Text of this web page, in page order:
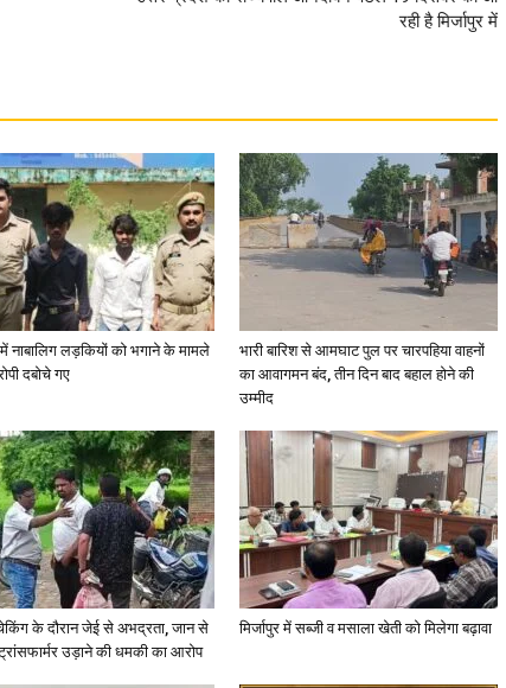
रही है मिर्जापुर में
में नाबालिग लड़कियों को भगाने के मामले
दबोचे गए
भारी बारिश से आमघाट पुल पर चारपहिया वाहनों
का आवागमन बंद, तीन दिन बाद बहाल होने की
उम्मीद
के दौरान जेई से अभद्रता, जान से
उड़ाने की धमकी का आरोप
मिर्जापुर में सब्जी व मसाला खेती को मिलेगा बढ़ावा